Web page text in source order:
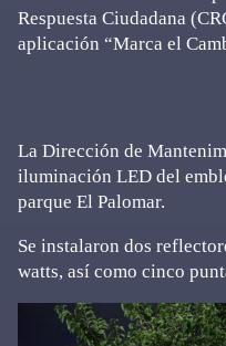
Respuesta Ciudadana
aplicación “Marca el
La Dirección de
iluminación LED del
parque El Palomar.
Se instalaron dos
watts, así como cinco